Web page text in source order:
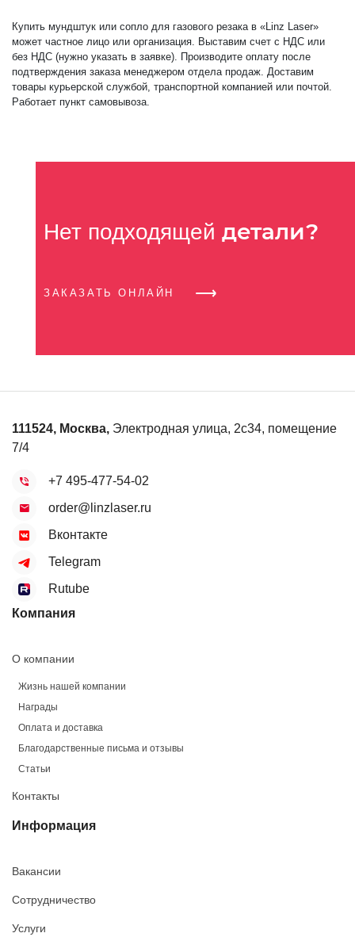
Купить мундштук или сопло для газового резака в «Linz Laser»
может частное лицо или организация. Выставим счет с НДС или
без НДС (нужно указать в заявке). Производите оплату после
подтверждения заказа менеджером отдела продаж. Доставим
товары курьерской службой, транспортной компанией или почтой.
Работает пункт самовывоза.
Нет подходящей детали?
ЗАКАЗАТЬ ОНЛАЙН
111524, Москва, Электродная улица, 2с34, помещение
7/4
+7 495-477-54-02
order@linzlaser.ru
Вконтакте
Telegram
Rutube
Компания
О компании
Жизнь нашей компании
Награды
Оплата и доставка
Благодарственные письма и отзывы
Статьи
Контакты
Информация
Вакансии
Сотрудничество
Услуги